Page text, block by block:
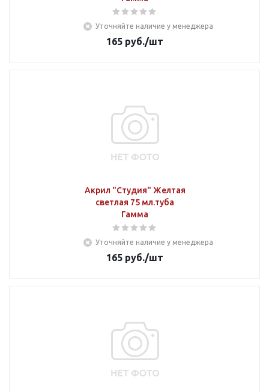
Уточняйте наличие у менеджера
165 руб./шт
Акрил "Студия" Желтая
светлая 75 мл.туба
Гамма
Уточняйте наличие у менеджера
165 руб./шт